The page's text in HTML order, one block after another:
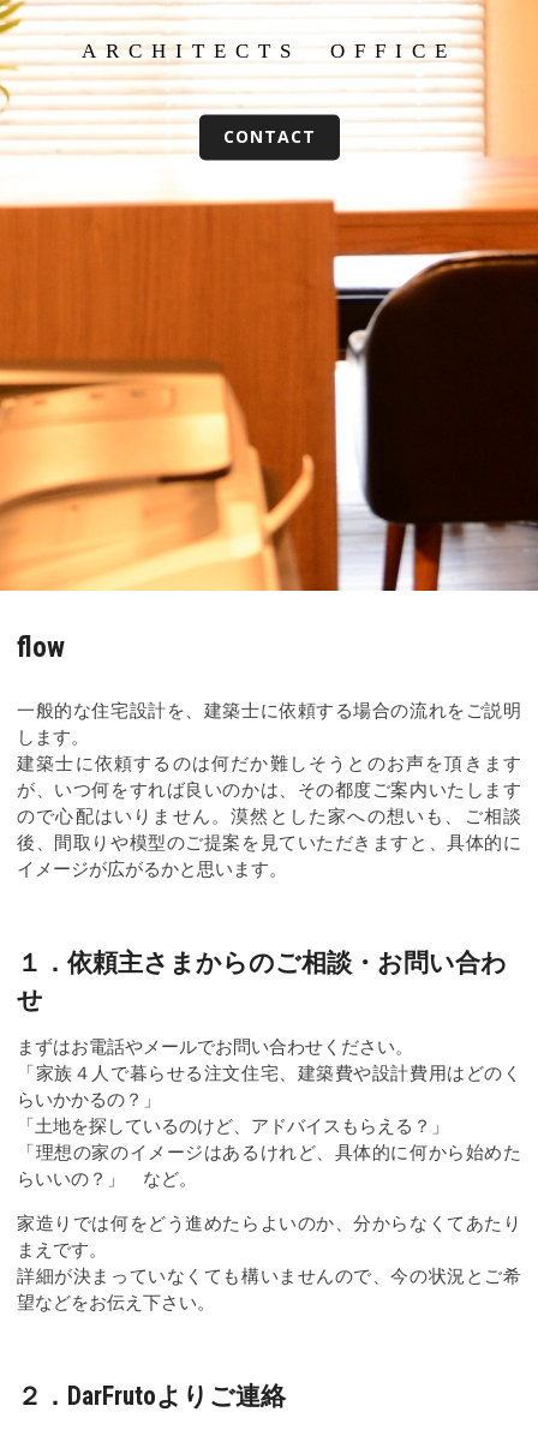
ARCHITECTS OFFICE
CONTACT
flow
一般的な住宅設計を、建築士に依頼する場合の流れをご説明
します。
建築士に依頼するのは何だか難しそうとのお声を頂きます
が、いつ何をすれば良いのかは、その都度ご案内いたします
ので心配はいりません。漠然とした家への想いも、ご相談
後、間取りや模型のご提案を見ていただきますと、具体的に
イメージが広がるかと思います。
１．依頼主さまからのご相談・お問い合わ
せ
まずはお電話やメールでお問い合わせください。
「家族４人で暮らせる注文住宅、建築費や設計費用はどのく
らいかかるの？」
「土地を探しているのけど、アドバイスもらえる？」
「理想の家のイメージはあるけれど、具体的に何から始めた
らいいの？」 など。
家造りでは何をどう進めたらよいのか、分からなくてあたり
まえです。
詳細が決まっていなくても構いませんので、今の状況とご希
望などをお伝え下さい。
２．DarFrutoよりご連絡